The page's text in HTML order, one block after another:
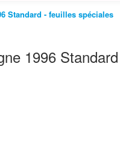
Standard - feuilles spéciales
1996